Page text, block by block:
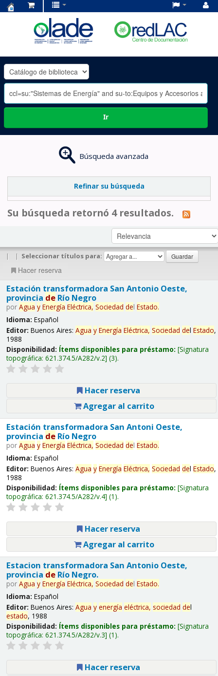
OLADE
-
Ir
Búsqueda avanzada
Refinar su búsqueda
Su búsqueda retornó 4 resultados.
| | Seleccionar títulos para:
Hacer reserva
Estación transformadora San Antonio Oeste,
provincia deRío Negro
por Agua y Energía Eléctrica, Sociedad del Estado.
Idioma: Español
Editor: Buenos Aires: Agua y Energía Eléctrica, Sociedad del Estado,
1988
Disponibilidad: Ítems disponibles para préstamo: Signatura
topográfica: 621.374.5/A282/v.2 (3).
Hacer reserva
Agregar al carrito
Estación transformadora San Antoni Oeste,
provincia deRío Negro
por Agua y Energía Eléctrica, Sociedad del Estado.
Idioma: Español
Editor: Buenos Aires: Agua y Energía Eléctrica, Sociedad del Estado,
1988
Disponibilidad: Ítems disponibles para préstamo: Signatura
topográfica: 621.374.5/A282/v.4 (1).
Hacer reserva
Agregar al carrito
Estacion transformadora San Antonio Oeste,
provincia deRío Negro.
por Agua y Energía Eléctrica, Sociedad del Estado.
Idioma: Español
Editor: Buenos Aires: Agua y energía eléctrica, sociedad del
estado, 1988
Disponibilidad: Ítems disponibles para préstamo: Signatura
topográfica: 621.374.5/A282/v.3 (1).
Hacer reserva